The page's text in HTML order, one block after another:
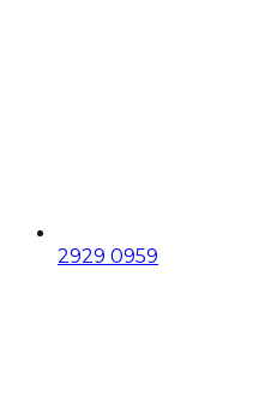
2929 0959